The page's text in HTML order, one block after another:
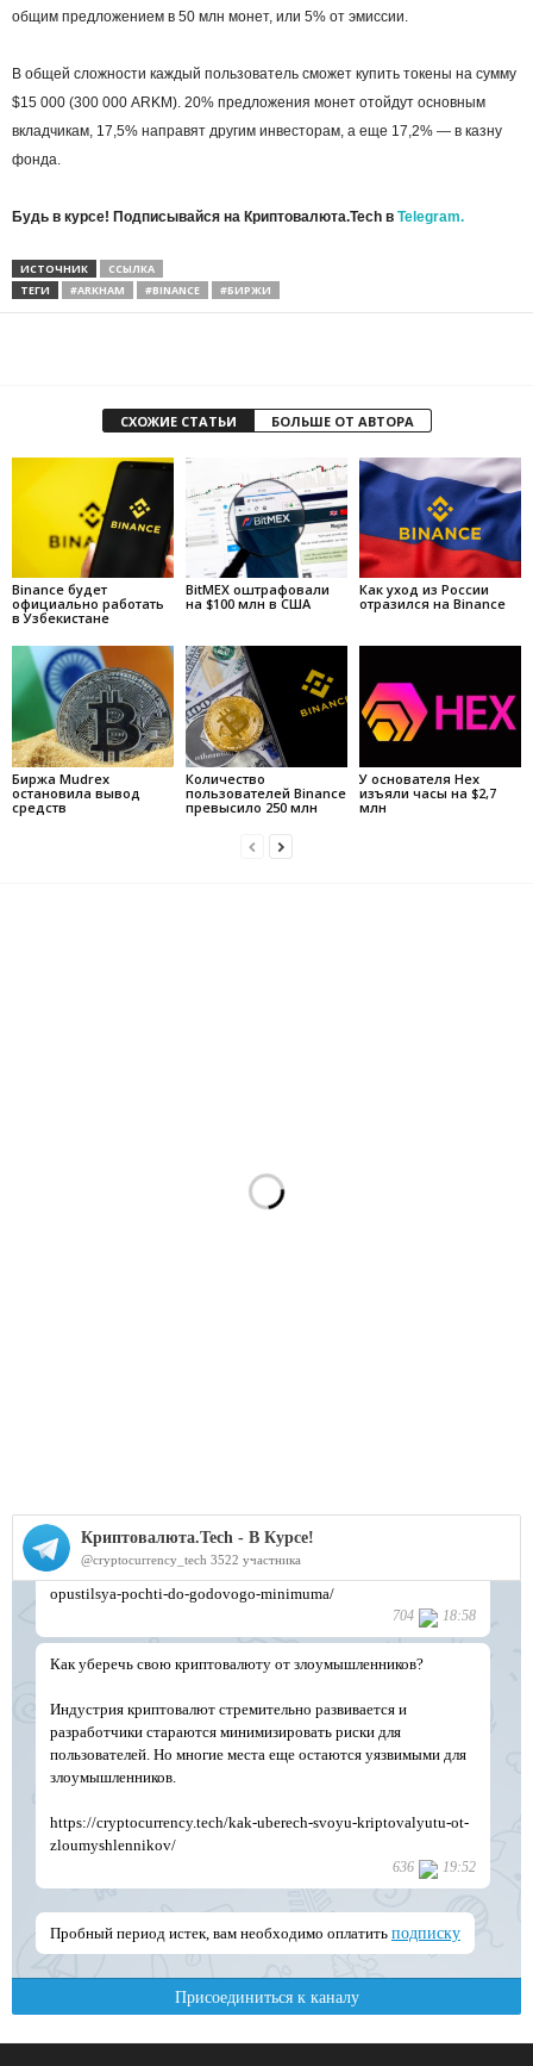
общим предложением в 50 млн монет, или 5% от эмиссии.
В общей сложности каждый пользователь сможет купить токены на сумму
$15 000 (300 000 ARKM). 20% предложения монет отойдут основным
вкладчикам, 17,5% направят другим инвесторам, а еще 17,2% — в казну
фонда.
Будь в курсе! Подписывайся на Криптовалюта.Tech в Telegram.
ИСТОЧНИК
ССЫЛКА
ТЕГИ
#ARKHAM #BINANCE #БИРЖИ
СХОЖИЕ СТАТЬИ БОЛЬШЕ ОТ АВТОРА
Binance будет
официально работать
в Узбекистане
BitMEX оштрафовали
на $100 млн в США
Как уход из России
отразился на Binance
Биржа Mudrex
остановила вывод
средств
Количество
пользователей Binance
превысило 250 млн
У основателя Hex
изъяли часы на $2,7
млн